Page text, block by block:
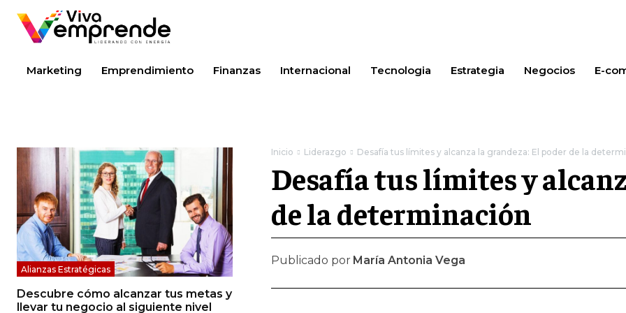
Marketing Emprendimiento Finanzas Internacional Tecnologia Estrategia Negocios E-
Alianzas Estratégicas
Descubre cómo alcanzar tus metas y
llevar tu negocio al siguiente nivel
Inicio Liderazgo Desafía tus límites y alcanza la grandeza: El poder de la
Desafía tus límites y
de la determinación
Publicado por María Antonia Vega